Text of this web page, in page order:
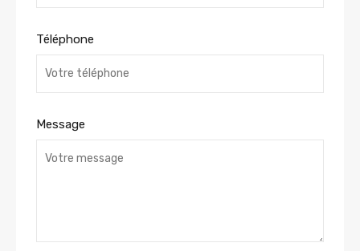
Téléphone
Message